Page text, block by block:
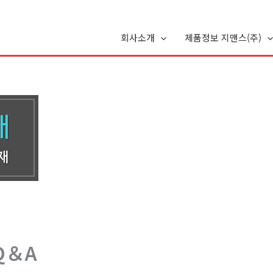
회사소개 제품정보 지맨스(주)
A